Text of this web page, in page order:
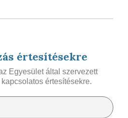
értesítésekre
Egyesület által szervezett
értesítésekre.